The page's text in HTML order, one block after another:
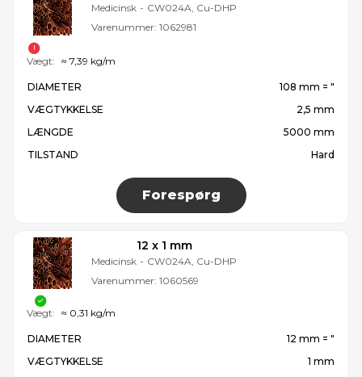
Medicinsk - CW024A, Cu-DHP
Varenummer: 1062981
DIAMETER
108 mm = ″
VÆGTYKKELSE
2,5 mm
LÆNGDE
5000 mm
TILSTAND
Hard
Forespørg
Vægt: ≈ 7,39 kg/m
12 x 1 mm
Medicinsk - CW024A, Cu-DHP
Varenummer: 1060569
DIAMETER
12 mm = ″
VÆGTYKKELSE
1 mm
Vægt: ≈ 0,31 kg/m